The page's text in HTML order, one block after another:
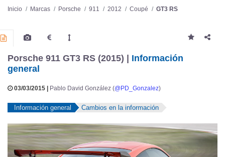
Inicio Marcas Porsche 911 2012 Coupé GT3 RS
Porsche 911 GT3 RS (2015) | Información
general
03/03/2015 | Pablo David González (@PD_Gonzalez)
Información general Cambios en la información